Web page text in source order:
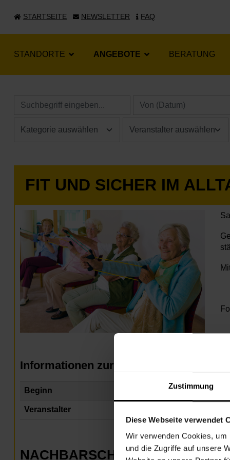
Zustimmung
Diese Webseite verwendet
Wir verwenden Cookies,
und die Zugriffe auf unsere
STARTSEITE NEWSLETTER FAQ
STANDORTE ANGEBOTE BERATUNG
FIT UND SICHER IM
Informationen zur Veranstaltung
Beginn
Veranstalter
NACHBARSCHAFTSZENTRUM